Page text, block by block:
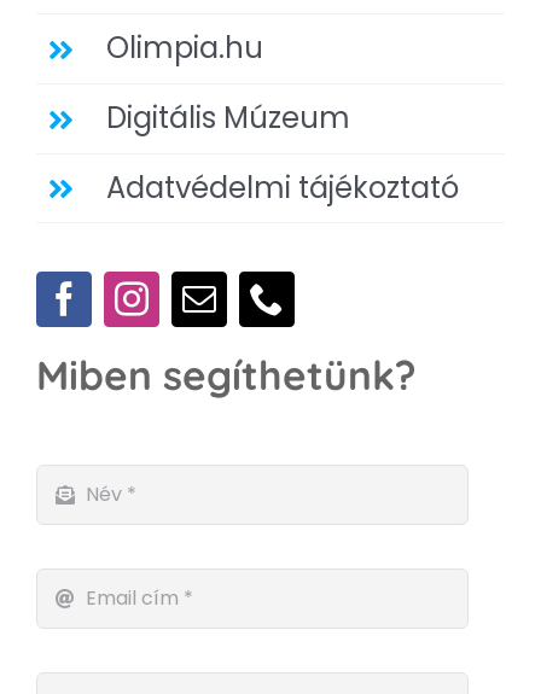
Olimpia.hu
Digitális Múzeum
Adatvédelmi tájékoztató
Miben segíthetünk?